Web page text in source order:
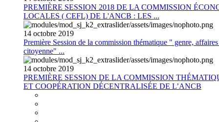
PREMIÈRE SESSION 2018 DE LA COMMISSION
LOCALES ( CEFL) DE L'ANCB : LES ...
14 octobre 2019
Première Session de la commission thématique " genre,
citoyenne" ...
14 octobre 2019
PREMIÈRE SESSION DE LA COMMISSION
ET COOPÉRATION DÉCENTRALISÉE DE L’ANCB